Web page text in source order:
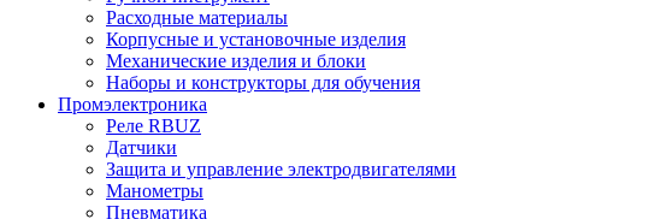
Расходные материалы
Корпусные и установочные изделия
Механические изделия и блоки
Наборы и конструкторы для обучения
Промэлектроника
Реле RBUZ
Датчики
Защита и управление электродвигателями
Манометры
Пневматика